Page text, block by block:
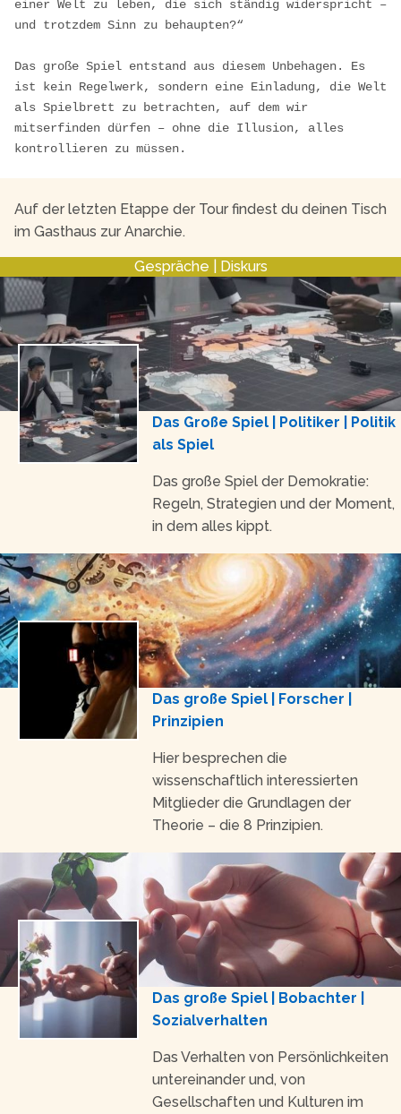
einer Welt zu leben, die sich ständig widerspricht –
und trotzdem Sinn zu behaupten?“
Das große Spiel entstand aus diesem Unbehagen. Es
ist kein Regelwerk, sondern eine Einladung, die Welt
als Spielbrett zu betrachten, auf dem wir
mitserfinden dürfen – ohne die Illusion, alles
kontrollieren zu müssen.
Auf der letzten Etappe der Tour findest du deinen Tisch
im Gasthaus zur Anarchie.
Gespräche | Diskurs
Das Große Spiel | Politiker | Politik
als Spiel
Das große Spiel der Demokratie:
Regeln, Strategien und der Moment,
in dem alles kippt.
Das große Spiel | Forscher |
Prinzipien
Hier besprechen die
wissenschaftlich interessierten
Mitglieder die Grundlagen der
Theorie – die 8 Prinzipien.
Das große Spiel | Bobachter |
Sozialverhalten
Das Verhalten von Persönlichkeiten
untereinander und, von
Gesellschaften und Kulturen im